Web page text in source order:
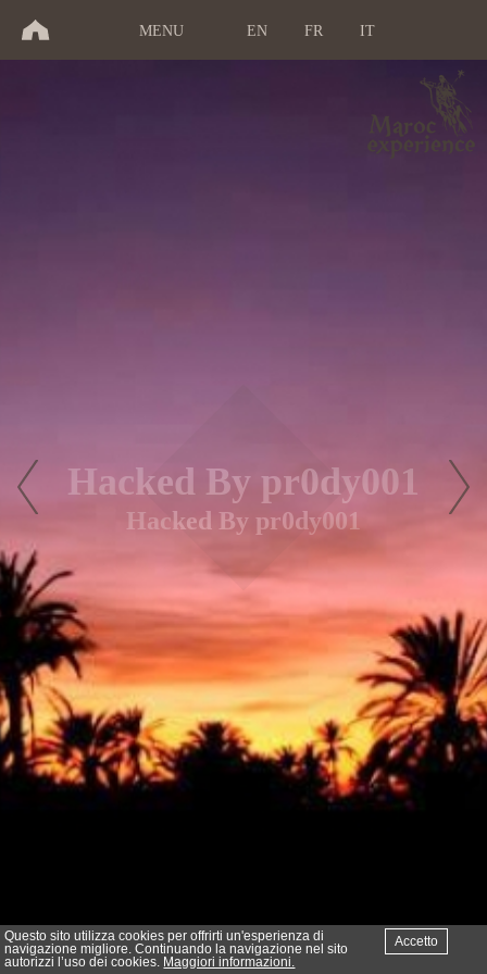
Questo sito utilizza cookies per offrirti un'esperienza di
navigazione migliore. Continuando la navigazione nel sito
autorizzi l’uso dei cookies. Maggiori informazioni.
Accetto
MENU EN FR IT
Hacked By pr0dy001
Hacked By pr0dy001